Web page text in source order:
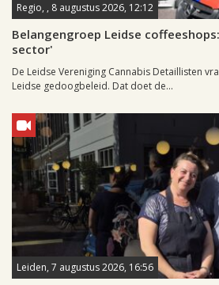
Regio, , 8 augustus 2026, 12:12
Belangengroep Leidse
sector'
De Leidse Vereniging Cannabis Detaillisten
Leidse gedoogbeleid. Dat doet de...
Leiden, 7 augustus 2026, 16:56